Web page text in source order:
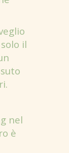
il
nel
è